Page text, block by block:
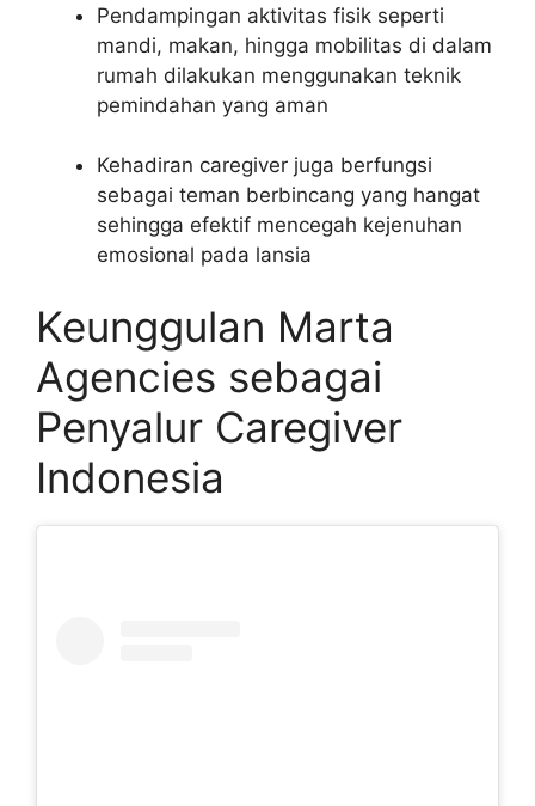
Pendampingan aktivitas fisik seperti
mandi, makan, hingga mobilitas di dalam
rumah dilakukan menggunakan teknik
pemindahan yang aman
Kehadiran caregiver juga berfungsi
sebagai teman berbincang yang hangat
sehingga efektif mencegah kejenuhan
emosional pada lansia
Keunggulan Marta
Agencies sebagai
Penyalur Caregiver
Indonesia